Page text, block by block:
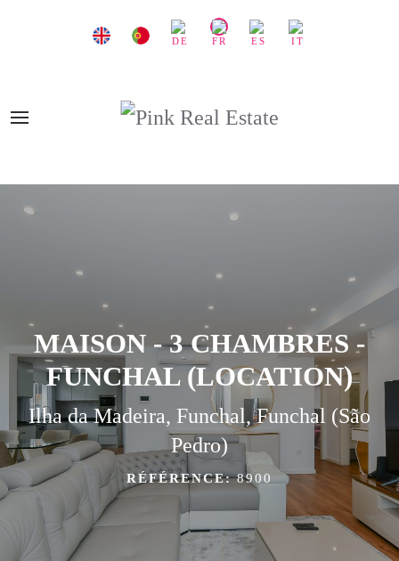
MAISON - 3 CHAMBRES -
FUNCHAL (LOCATION)
Ilha da Madeira, Funchal, Funchal (São
Pedro)
RÉFÉRENCE:8900